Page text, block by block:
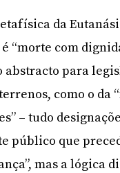
da
“morte com
abstracto para
como o da
– tudo
público que
mas a lógica